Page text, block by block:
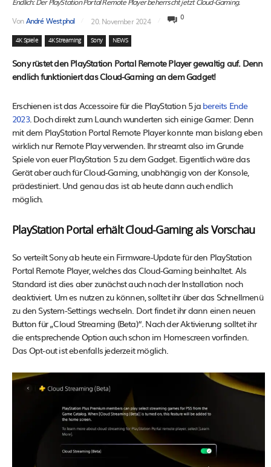
VonAndré Westphal 20. November 2024 0
4K Spiele 4K Streaming Sony NEWS
Sony rüstet den PlayStation Portal Remote Player gewaltig auf. Denn
endlich funktioniert das Cloud-Gaming an dem Gadget!
Erschienen ist das Accessoire für die PlayStation 5 ja bereits Ende
2023. Doch direkt zum Launch wunderten sich einige Gamer: Denn
mit dem PlayStation Portal Remote Player konnte man bislang eben
wirklich nur Remote Play verwenden. Ihr streamt also im Grunde
Spiele von euer PlayStation 5 zu dem Gadget. Eigentlich wäre das
Gerät aber auch für Cloud-Gaming, unabhängig von der Konsole,
prädestiniert. Und genau das ist ab heute dann auch endlich
möglich.
PlayStation Portal erhält Cloud-Gaming als Vorschau
So verteilt Sony ab heute ein Firmware-Update für den PlayStation
Portal Remote Player, welches das Cloud-Gaming beinhaltet. Als
Standard ist dies aber zunächst auch nach der Installation noch
deaktiviert. Um es nutzen zu können, solltet ihr über das Schnellmenü
zu den System-Settings wechseln. Dort findet ihr dann einen neuen
Button für „Cloud Streaming (Beta)“. Nach der Aktivierung solltet ihr
die entsprechende Option auch schon im Homescreen vorfinden.
Das Opt-out ist ebenfalls jederzeit möglich.